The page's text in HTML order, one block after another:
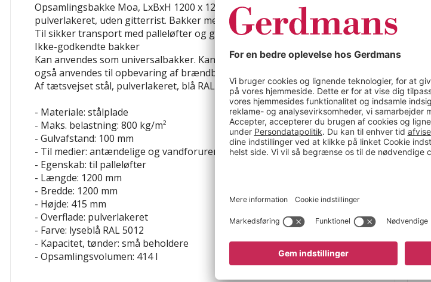
Opsamlingsbakke Moa, LxBxH 1200 x 1200 x 415 mm, ikke godkendt, blå
pulverlakeret, uden gitterrist. Bakker med gaffelbøjle
Til sikker transport med palleløfter og gaffeltruck. Gulvafstand 100 mm.
Ikke-godkendte bakker
Kan anvendes som universalbakker. Kan i lande uden krav om godkendelse
også anvendes til opbevaring af brændbare og vandforurenende medier.
Af tætsvejset stål, pulverlakeret, blå RAL 5012.
- Materiale: stålplade
- Maks. belastning: 800 kg/m²
- Gulvafstand: 100 mm
- Til medier: antændelige og vandforurenende væsker
- Egenskab: til palleløfter
- Længde: 1200 mm
- Bredde: 1200 mm
- Højde: 415 mm
- Overflade: pulverlakeret
- Farve: lyseblå RAL 5012
- Kapacitet, tønder: små beholdere
- Opsamlingsvolumen: 414 l